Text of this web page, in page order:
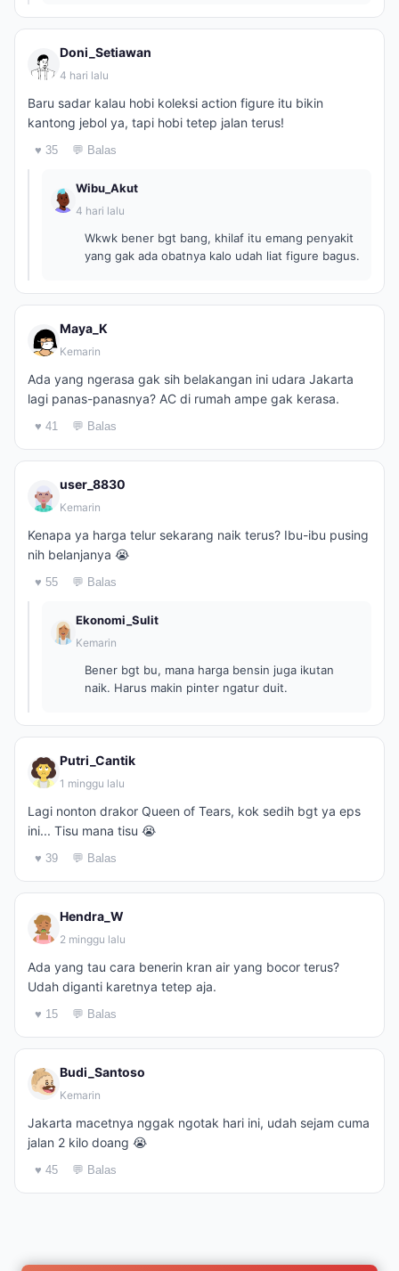
Doni_Setiawan
4 hari lalu
Baru sadar kalau hobi koleksi action figure itu bikin
kantong jebol ya, tapi hobi tetep jalan terus!
♥ 35 💬 Balas
Wibu_Akut
4 hari lalu
Wkwk bener bgt bang, khilaf itu emang penyakit
yang gak ada obatnya kalo udah liat figure bagus.
Maya_K
Kemarin
Ada yang ngerasa gak sih belakangan ini udara Jakarta
lagi panas-panasnya? AC di rumah ampe gak kerasa.
♥ 41 💬 Balas
user_8830
Kemarin
Kenapa ya harga telur sekarang naik terus? Ibu-ibu pusing
nih belanjanya 😭
♥ 55 💬 Balas
Ekonomi_Sulit
Kemarin
Bener bgt bu, mana harga bensin juga ikutan
naik. Harus makin pinter ngatur duit.
Putri_Cantik
1 minggu lalu
Lagi nonton drakor Queen of Tears, kok sedih bgt ya eps
ini... Tisu mana tisu 😭
♥ 39 💬 Balas
Hendra_W
2 minggu lalu
Ada yang tau cara benerin kran air yang bocor terus?
Udah diganti karetnya tetep aja.
♥ 15 💬 Balas
Budi_Santoso
Kemarin
Jakarta macetnya nggak ngotak hari ini, udah sejam cuma
jalan 2 kilo doang 😭
♥ 45 💬 Balas